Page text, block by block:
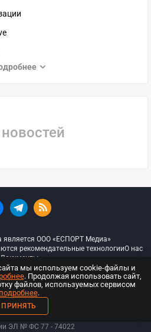
является ООО «ЕСПОРТ Медиа»
рекомендательные технологииО нас
Документы
— Все права защищены
18+
о регистрации средств массовой
ЭЛ № ФС 77 - 74022
мы используем cookie-файлы и
. Продолжая использовать сайт,
файлов, используемых сервисом
подробнее.
ПРИНЯТЬ